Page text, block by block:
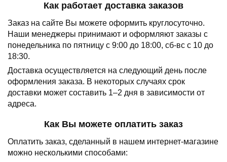
Как работает доставка заказов
Заказ на сайте Вы можете оформить круглосуточно.
Наши менеджеры принимают и оформляют заказы с
понедельника по пятницу с 9:00 до 18:00, сб-вс с 10 до
18:30.
Доставка осуществляется на следующий день после
оформления заказа. В некоторых случаях срок
доставки может составить 1–2 дня в зависимости от
адреса.
Как Вы можете оплатить заказ
Оплатить заказ, сделанный в нашем интернет-магазине
можно несколькими способами: